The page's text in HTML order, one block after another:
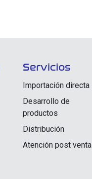
Servicios
Importación directa
Desarrollo de
productos
Distribución
Atención post venta